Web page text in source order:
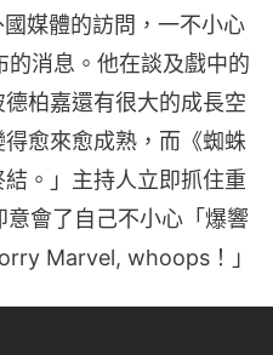
媒體的訪問，一不小心
消息。他在談及戲中的
柏嘉還有很大的成長空
愈來愈成熟，而《蜘蛛
。」主持人立即抓住重
會了自己不小心「爆響
Marvel, whoops！」